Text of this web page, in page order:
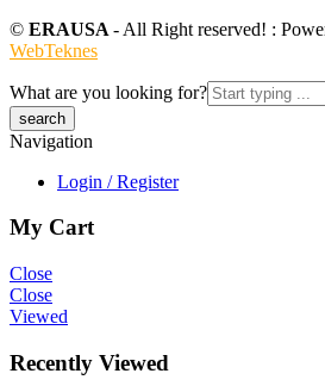
© ERAUSA - All Right reserved! :
WebTeknes
What are you looking for?
Navigation
Login / Register
My Cart
Close
Close
Viewed
Recently Viewed